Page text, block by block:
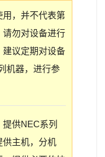
，并不代表第
请勿对设备进行
议定期对设备
机器，进行参
供NEC系列
供主机，分机